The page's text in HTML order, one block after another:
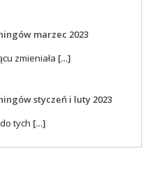
marzec 2023
zmieniała […]
styczeń i luty 2023
tych […]